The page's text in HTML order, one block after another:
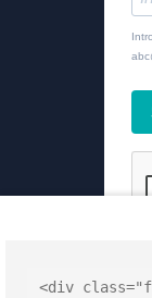
<div class=